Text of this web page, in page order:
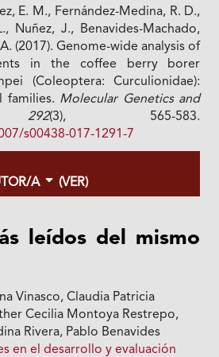
E. M., Fernández-Medina, R. D.,
Nuñez, J., Benavides-Machado,
(2017). Genome-wide analysis of
in the coffee berry borer
(Coleoptera: Curculionidae):
families. Molecular Genetics and
292(3), 565-583.
s00438-017-1291-7
A (VER)
leídos del mismo
Vinasco, Claudia Patricia
Cecilia Montoya Restrepo,
Rivera, Pablo Benavides
en el desarrollo y evaluación